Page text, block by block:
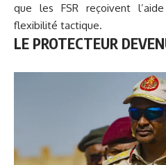
que les FSR reçoivent
flexibilité tactique.
LE PROTECTEUR